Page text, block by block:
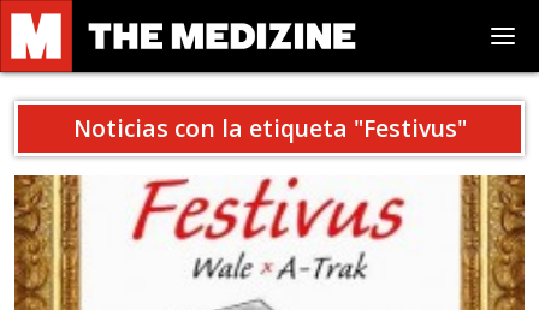
Noticias con la etiqueta "Festivus"